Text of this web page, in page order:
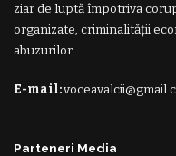
ziar de luptă împotriva
organizate, criminalității
abuzurilor.
E-mail:
Parteneri Media